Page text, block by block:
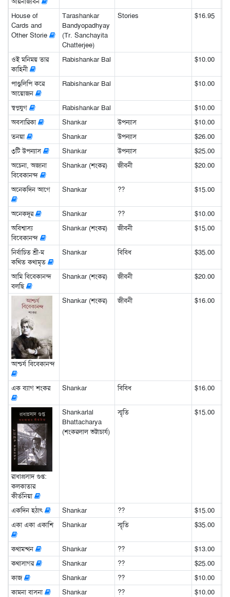
House of
Cards and
Other Storie
Tarashankar
Bandyopadhyay
(Tr. Sanchayita
Chatterjee)
Stories $16.95
ওই মনিময় তার
কাহিনী
Rabishankar Bal $10.00
পাণ্ডুলিপি করে
আয়োজন
Rabishankar Bal $10.00
স্বপ্নযুগ Rabishankar Bal
$10.00
অবসারিকা
Shankar উপন্যাস
$10.00
তনয়া
Shankar উপন্যাস
$26.00
৩টি উপন্যাস
Shankar উপন্যাস
$25.00
অচেনা, অজানা
বিবেকানন্দ
Shankar (শংকর) জীবনী $20.00
অনেকদিন আগে Shankar ?? $15.00
অনেকদূর Shankar ??
$10.00
অবিশ্বাস্য
বিবেকানন্দ
Shankar (শংকর) জীবনী $15.00
নির্বাচিত শ্রী-ম
কথিত কথামৃত
Shankar বিবিধ $35.00
আমি বিবেকানন্দ
বলছি
Shankar (শংকর) জীবনী $20.00
আশ্চর্য বিবেকানন্দ
Shankar (শংকর) জীবনী $16.00
এক ব্যাগ শংকর Shankar বিবিধ $16.00
রাধাপ্রসাদ গুপ্ত:
কলকাতার
কীর্তনিয়া
Shankarlal
Bhattacharya
(শংকরলাল ভট্টাচার্য)
স্মৃতি $15.00
একদিন হঠাৎ Shankar ??
$15.00
একা একা একাশি
Shankar স্মৃতি $35.00
কথামন্থন Shankar ??
$13.00
কথাসাগর
Shankar ??
$25.00
কাজ
Shankar ??
$10.00
কামনা বাসনা
Shankar ??
$10.00